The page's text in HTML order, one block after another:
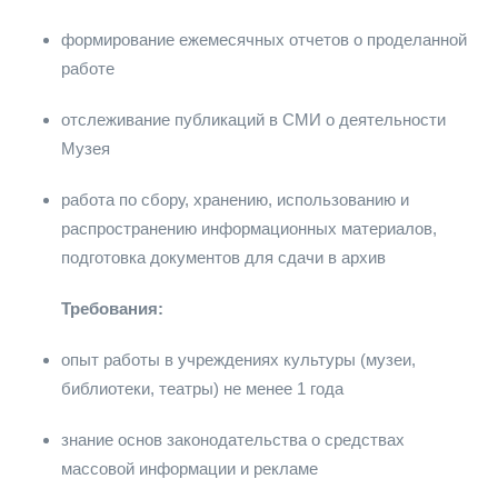
формирование ежемесячных отчетов о проделанной
работе
отслеживание публикаций в СМИ о деятельности
Музея
работа по сбору, хранению, использованию и
распространению информационных материалов,
подготовка документов для сдачи в архив
Требования:
опыт работы в учреждениях культуры (музеи,
библиотеки, театры) не менее 1 года
знание основ законодательства о средствах
массовой информации и рекламе